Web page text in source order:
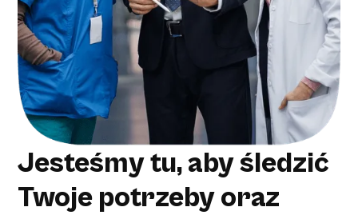
Jesteśmy tu, aby śledzić
Twoje potrzeby oraz